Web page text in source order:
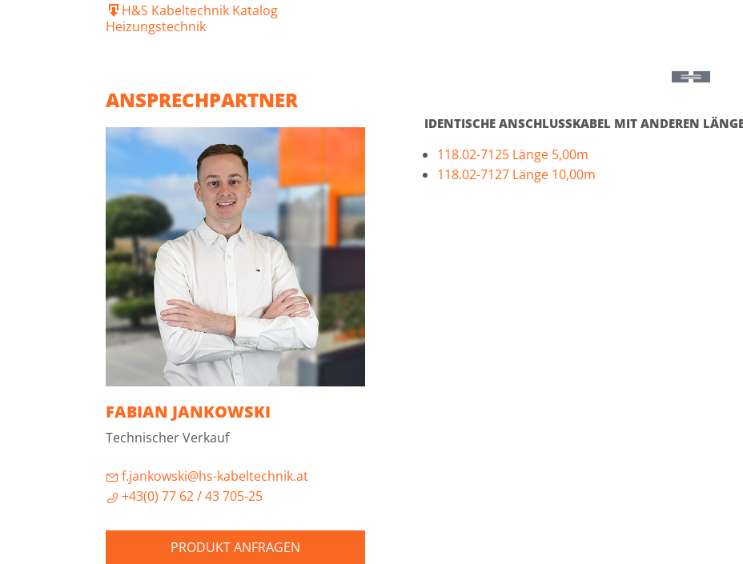
H&S Kabeltechnik Katalog
Heizungstechnik
ANSPRECHPARTNER
FABIAN JANKOWSKI
Technischer Verkauf
f.jankowski@hs-kabeltechnik.at
+43(0) 77 62 / 43 705-25
PRODUKT ANFRAGEN
IDENTISCHE ANSCHLUSSKABEL MIT ANDEREN
118.02-7125 Länge 5,00m
118.02-7127 Länge 10,00m